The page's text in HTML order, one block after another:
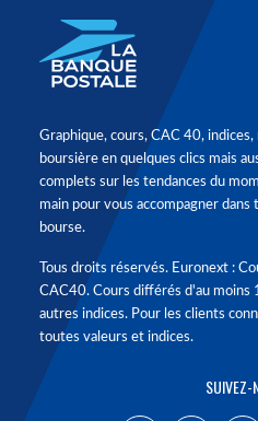
Graphique, cours, CAC 40,
boursière en quelques clics mais
complets sur les tendances du
main pour vous accompagner
bourse.
Tous droits réservés. Euronext :
CAC40. Cours différés d'au moins
autres indices. Pour les clients
toutes valeurs et indices.
SUIVEZ-